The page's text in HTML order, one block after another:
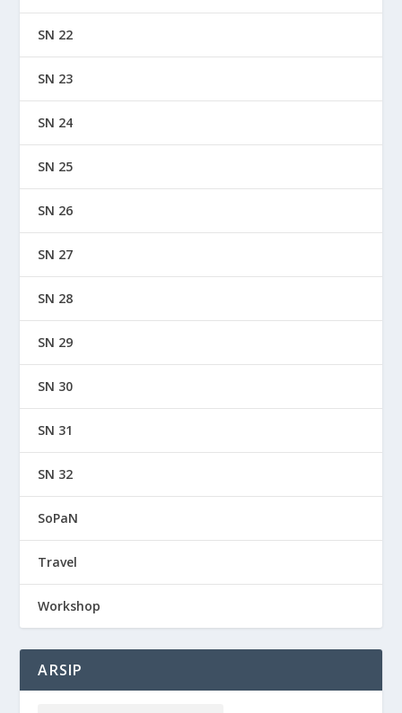
SN 22
SN 23
SN 24
SN 25
SN 26
SN 27
SN 28
SN 29
SN 30
SN 31
SN 32
SoPaN
Travel
Workshop
ARSIP